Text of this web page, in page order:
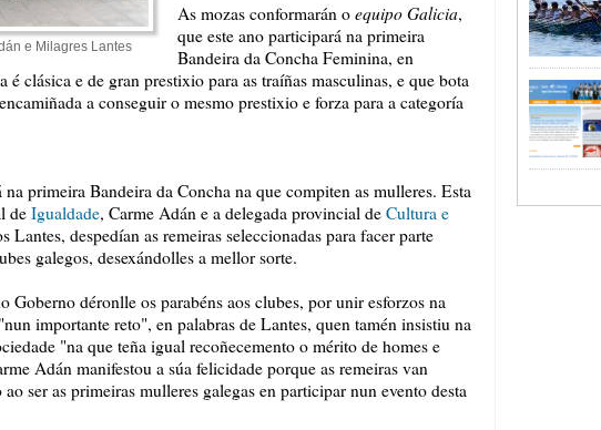
e Milagres Lantes
As mozas conformarán o equipo Galicia,
que este ano participará na primeira
Bandeira da Concha Feminina, en
é clásica e de gran prestixio para as traíñas masculinas, e que bota
a conseguir o mesmo prestixio e forza para a categoría
primeira Bandeira da Concha na que compiten as mulleres. Esta
deIgualdade, Carme Adán e a delegada provincial de Cultura e
Lantes, despedían as remeiras seleccionadas para facer parte
galegos, desexándolles a mellor sorte.
Goberno déronlle os parabéns aos clubes, por unir esforzos na
importante reto", en palabras de Lantes, quen tamén insistiu na
"na que teña igual recoñecemento o mérito de homes e
Adán manifestou a súa felicidade porque as remeiras van
ser as primeiras mulleres galegas en participar nun evento desta